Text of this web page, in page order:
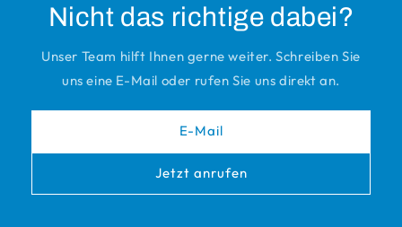
Nicht das richtige dabei?
Unser Team hilft Ihnen gerne weiter. Schreiben Sie
uns eine E-Mail oder rufen Sie uns direkt an.
E-Mail
Jetzt anrufen